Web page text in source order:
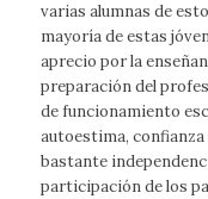
varias alumnas de
mayoría de estas
aprecio por la
preparación del
de funcionamiento
autoestima, confianza
bastante
participación de los